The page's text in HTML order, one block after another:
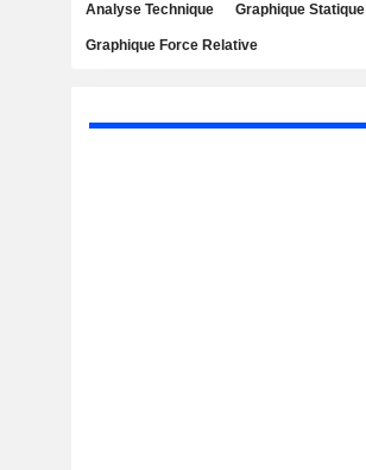
Analyse Technique Graphique Statique
Graphique Force Relative